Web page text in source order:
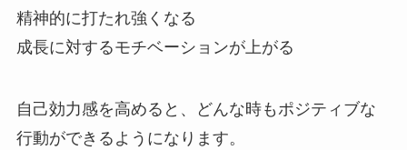
精神的に打たれ強くなる
成長に対するモチベーションが上がる
自己効力感を高めると、どんな時もポジティブな
行動ができるようになります。